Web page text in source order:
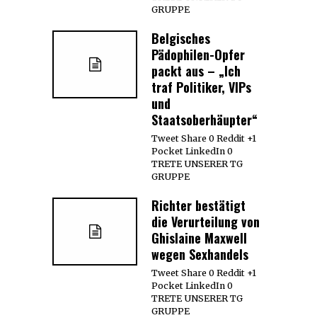
GRUPPE
Belgisches
Pädophilen-Opfer
packt aus – „Ich
traf Politiker, VIPs
und
Staatsoberhäupter“
Tweet Share 0 Reddit +1
Pocket LinkedIn 0
TRETE UNSERER TG
GRUPPE
Richter bestätigt
die Verurteilung von
Ghislaine Maxwell
wegen Sexhandels
Tweet Share 0 Reddit +1
Pocket LinkedIn 0
TRETE UNSERER TG
GRUPPE